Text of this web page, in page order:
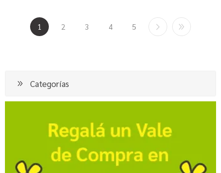
1 2 3 4 5
Categorías